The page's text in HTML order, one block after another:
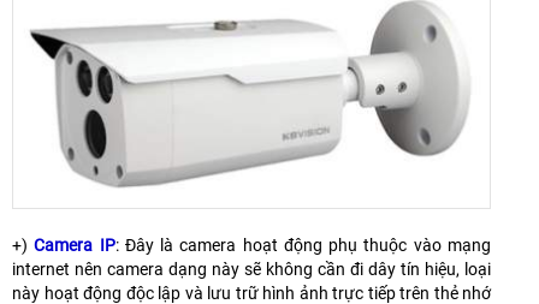
+)Camera IP: Đây là camera hoạt động phụ thuộc vào mạng
internet nên camera dạng này sẽ không cần đi dây tín hiệu, loại
này hoạt động độc lập và lưu trữ hình ảnh trực tiếp trên thẻ nhớ